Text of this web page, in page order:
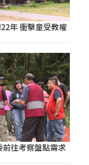
年 衝擊童受教權
往考察盤點需求